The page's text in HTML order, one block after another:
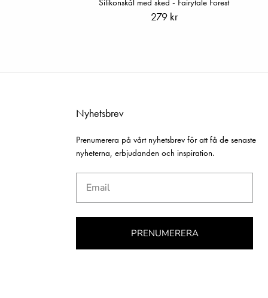
Silikonskål med sked - Fairytale Forest
279 kr
Nyhetsbrev
Prenumerera på vårt nyhetsbrev för att få de senaste
nyheterna, erbjudanden och inspiration.
PRENUMERERA